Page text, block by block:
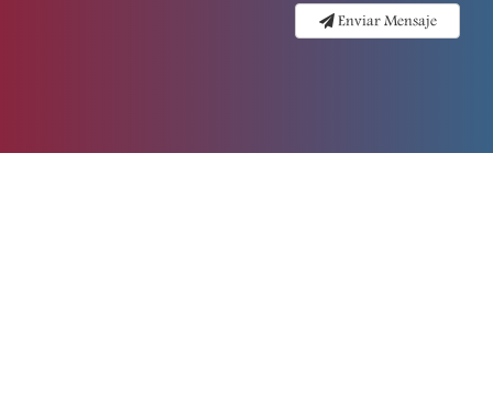
Enviar Mensaje